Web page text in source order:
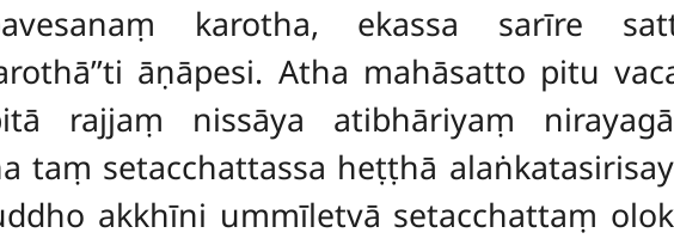
karotha, ekassa sarīre
āṇāpesi. Atha mahāsatto pitu
rajjaṃ nissāya atibhāriyaṃ
taṃ setacchattassa heṭṭhā
akkhīni ummīletvā setacchattaṃ